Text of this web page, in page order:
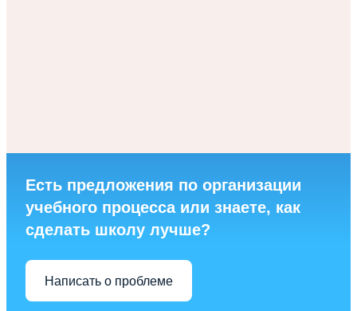
Есть предложения по организации
учебного процесса или знаете, как
сделать школу лучше?
Написать о проблеме